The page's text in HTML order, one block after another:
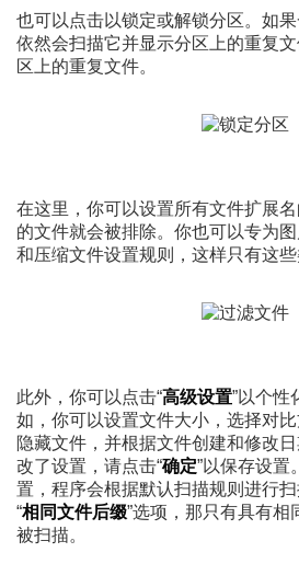
也可以点击以锁定或解锁分区。如
依然会扫描它并显示分区上的重复
区上的重复文件。
在这里，你可以设置所有文件扩展
的文件就会被排除。你也可以专为
和压缩文件设置规则，这样只有这些
此外，你可以点击“高级设置”以个性
如，你可以设置文件大小，选择对
隐藏文件，并根据文件创建和修改
改了设置，请点击“确定”以保存设置
置，程序会根据默认扫描规则进行
“相同文件后缀”选项，那只有具有相
被扫描。